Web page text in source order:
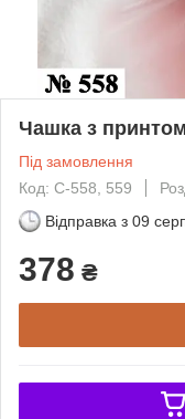
Чашка з
Під замовлення
Код: С-558, 559
Відправка з 09
378 ₴